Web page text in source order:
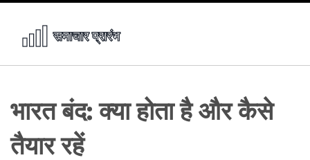
भारत बंद: क्या होता है और कैसे
तैयार रहें